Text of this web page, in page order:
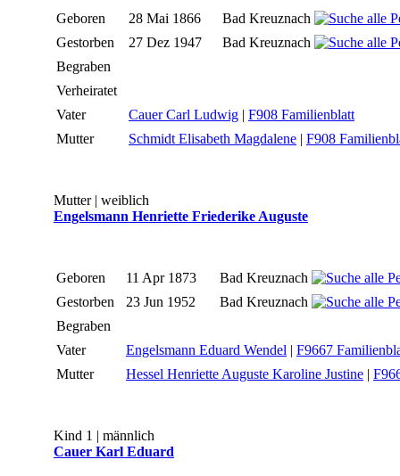
Geboren 28 Mai 1866
Bad Kreuznach
Gestorben
27 Dez 1947
Bad Kreuznach
Begraben
Verheiratet
Vater
Cauer Carl Ludwig | F908 Familienblatt
Mutter
Schmidt Elisabeth Magdalene | F908
Mutter | weiblich
Engelsmann Henriette Friederike Auguste
Geboren 11 Apr 1873
Bad Kreuznach
Gestorben
23 Jun 1952
Bad Kreuznach
Begraben
Vater
Engelsmann Eduard Wendel | F9667
Mutter
Hessel Henriette Auguste Karoline Justine |
Kind 1 | männlich
Cauer Karl Eduard